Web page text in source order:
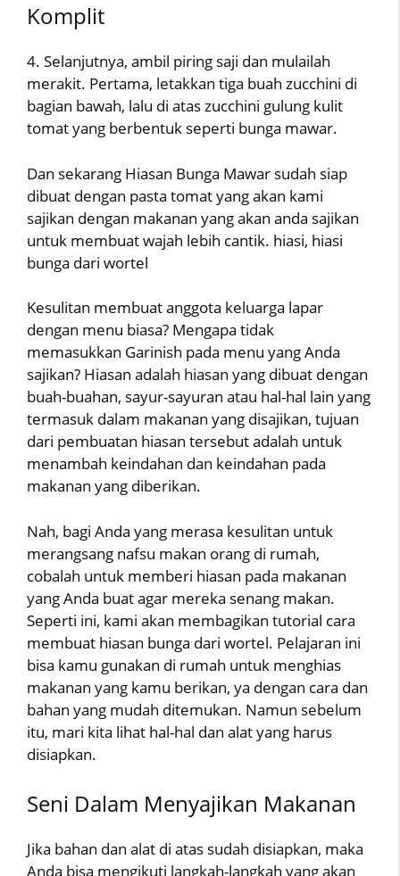
Komplit
4. Selanjutnya, ambil piring saji dan mulailah
merakit. Pertama, letakkan tiga buah zucchini di
bagian bawah, lalu di atas zucchini gulung kulit
tomat yang berbentuk seperti bunga mawar.
Dan sekarang Hiasan Bunga Mawar sudah siap
dibuat dengan pasta tomat yang akan kami
sajikan dengan makanan yang akan anda sajikan
untuk membuat wajah lebih cantik. hiasi, hiasi
bunga dari wortel
Kesulitan membuat anggota keluarga lapar
dengan menu biasa? Mengapa tidak
memasukkan Garinish pada menu yang Anda
sajikan? Hiasan adalah hiasan yang dibuat dengan
buah-buahan, sayur-sayuran atau hal-hal lain yang
termasuk dalam makanan yang disajikan, tujuan
dari pembuatan hiasan tersebut adalah untuk
menambah keindahan dan keindahan pada
makanan yang diberikan.
Nah, bagi Anda yang merasa kesulitan untuk
merangsang nafsu makan orang di rumah,
cobalah untuk memberi hiasan pada makanan
yang Anda buat agar mereka senang makan.
Seperti ini, kami akan membagikan tutorial cara
membuat hiasan bunga dari wortel. Pelajaran ini
bisa kamu gunakan di rumah untuk menghias
makanan yang kamu berikan, ya dengan cara dan
bahan yang mudah ditemukan. Namun sebelum
itu, mari kita lihat hal-hal dan alat yang harus
disiapkan.
Seni Dalam Menyajikan Makanan
Jika bahan dan alat di atas sudah disiapkan, maka
Anda bisa mengikuti langkah-langkah yang akan